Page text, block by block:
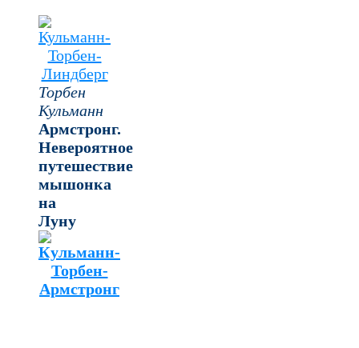
Торбен
Кульманн
Армстронг.
Невероятное
путешествие
мышонка
на
Луну